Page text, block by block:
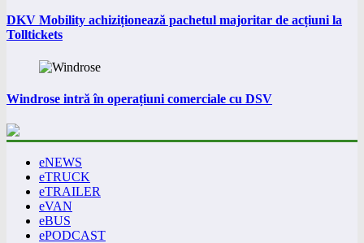
DKV Mobility achiziționează pachetul majoritar de acțiuni la
Tolltickets
Windrose intră în operațiuni comerciale cu DSV
eNEWS
eTRUCK
eTRAILER
eVAN
eBUS
ePODCAST